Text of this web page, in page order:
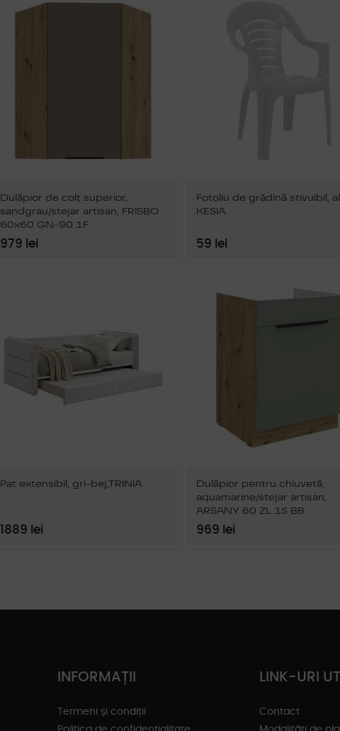
Dulăpior de colţ superior,
sandgrau/stejar artisan, FRISBO
60x60 GN-90 1F
979 lei
Fotoliu de grădină stivuibil,
KESIA
59 lei
Pat extensibil, gri-bej,TRINIA
1889 lei
Dulăpior pentru chiuvetă,
aquamarine/stejar artisan,
ARSANY 60 ZL 1S BB
969 lei
INFORMAȚII
Termeni și condiții
LINK-URI
Contact